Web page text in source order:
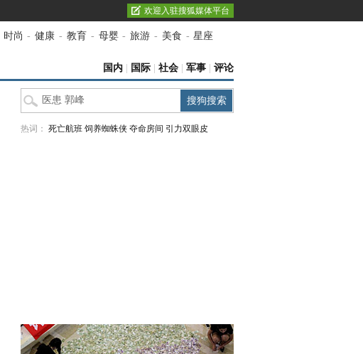
欢迎入驻搜狐媒体平台
时尚 - 健康 - 教育 - 母婴 - 旅游 - 美食 - 星座
国内 国际 社会 军事 评论
热词： 死亡航班 饲养蜘蛛侠 夺命房间 引力双眼皮